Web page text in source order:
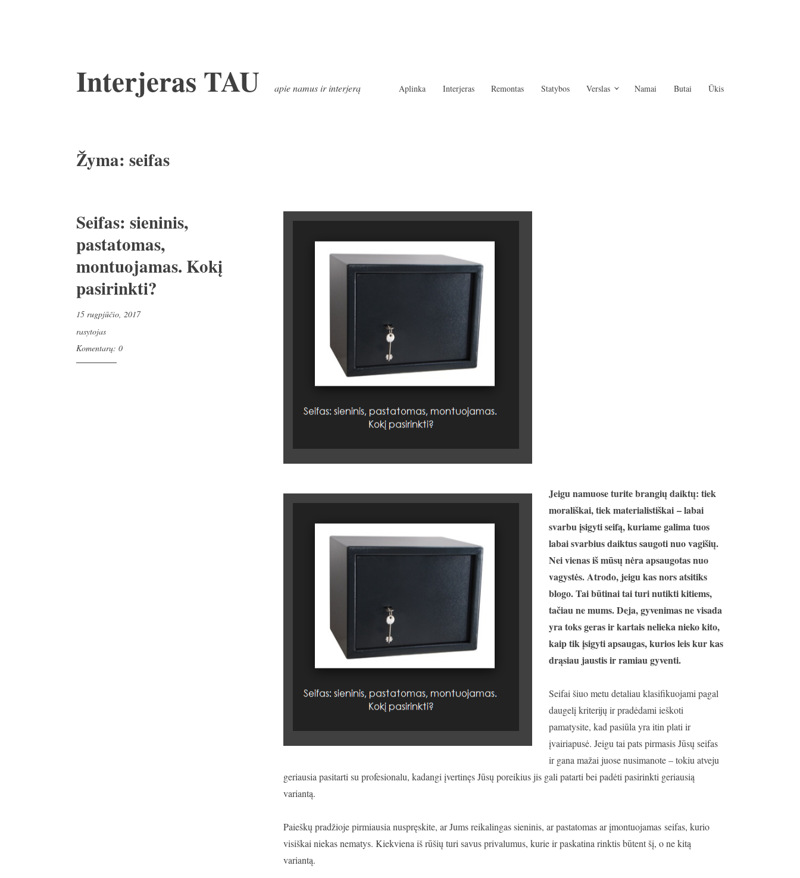
prie
turinio
Interjeras TAU apie namus ir interjerą Aplinka Interjeras Remontas Statybos Verslas Namai Butai Ūkis
Žyma: seifas
Seifas: sieninis,
pastatomas,
montuojamas. Kokį
pasirinkti?
15 rugpjūčio, 2017
rasytojas
Komentarų: 0
Jeigu namuose turite brangių daiktų: tiek
morališkai, tiek materialistiškai – labai
svarbu įsigyti seifą, kuriame galima tuos
labai svarbius daiktus saugoti nuo vagišių.
Nei vienas iš mūsų nėra apsaugotas nuo
vagystės. Atrodo, jeigu kas nors atsitiks
blogo. Tai būtinai tai turi nutikti kitiems,
tačiau ne mums. Deja, gyvenimas ne visada
yra toks geras ir kartais nelieka nieko kito,
kaip tik įsigyti apsaugas, kurios leis kur kas
drąsiau jaustis ir ramiau gyventi.
Seifai šiuo metu detaliau klasifikuojami pagal
daugelį kriterijų ir pradėdami ieškoti
pamatysite, kad pasiūla yra itin plati ir
įvairiapusė. Jeigu tai pats pirmasis Jūsų seifas
ir gana mažai juose nusimanote – tokiu atveju
geriausia pasitarti su profesionalu, kadangi įvertinęs Jūsų poreikius jis gali patarti bei padėti pasirinkti geriausią
variantą.
Paieškų pradžioje pirmiausia nuspręskite, ar Jums reikalingas sieninis, ar pastatomas ar įmontuojamas seifas, kurio
visiškai niekas nematys. Kiekviena iš rūšių turi savus privalumus, kurie ir paskatina rinktis būtent šį, o ne kitą
variantą.